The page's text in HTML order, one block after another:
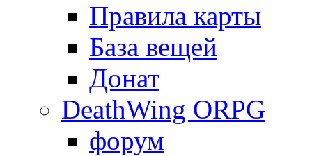
Правила карты
База вещей
Донат
DeathWing ORPG
форум